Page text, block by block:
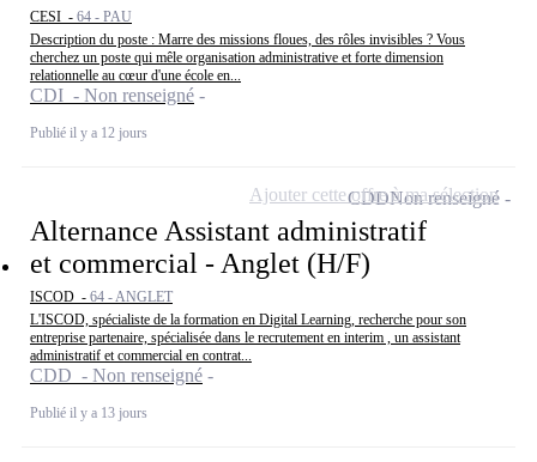
CESI - 64 - PAU
Description du poste : Marre des missions floues, des rôles invisibles ? Vous
cherchez un poste qui mêle organisation administrative et forte dimension
relationnelle au cœur d'une école en...
CDI - Non renseigné
Publié il y a 12 jours
Alternance Assistant administratif
et commercial - Anglet (H/F)
ISCOD - 64 - ANGLET
L'ISCOD, spécialiste de la formation en Digital Learning, recherche pour son
entreprise partenaire, spécialisée dans le recrutement en interim , un assistant
administratif et commercial en contrat...
CDD - Non renseigné
Publié il y a 13 jours
CDDNon renseigné
Ajouter cette offre à ma sélection